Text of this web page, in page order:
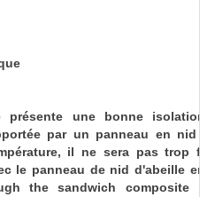
présente une bonne
par un panneau en
il ne sera pas
le panneau de nid d'abeille
the sandwich